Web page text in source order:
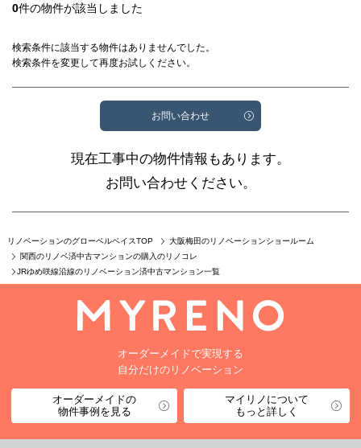
0件の物件が該当しました
検索条件に該当する物件はありませんでした。
検索条件を変更して再度お試しください。
お問い合わせ
現在工事中の物件情報もあります。
お問い合わせください。
リノベーションのグローベルベイスTOP
大阪梅田のリノベーションショールーム
関西のリノベ済中古マンションの購入のリノコレ
JRゆめ咲線沿線のリノベーション済中古マンション一覧
オーダーメイドで実現する
自分だけのリノベーション
オーダーメイドの
物件事例を見る
マイリノについて
もっと詳しく